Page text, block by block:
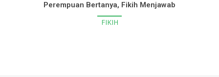
Perempuan Bertanya, Fikih Menjawab
FIKIH